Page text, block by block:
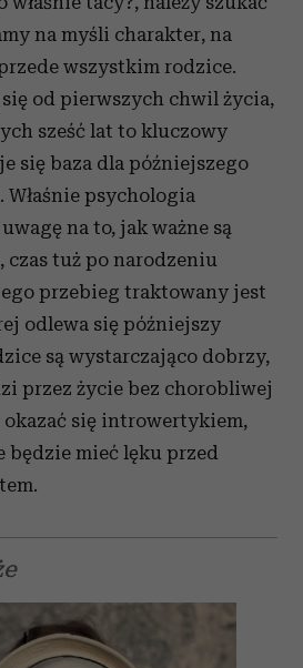
na myśli charakter, na
wszystkim rodzice.
od pierwszych chwil życia,
sześć lat to kluczowy
się baza dla późniejszego
Właśnie psychologia
na to, jak ważne są
tuż po narodzeniu
przebieg traktowany jest
odlewa się późniejszy
są wystarczająco dobrzy,
przez życie bez chorobliwej
okazać się introwertykiem,
będzie mieć lęku przed